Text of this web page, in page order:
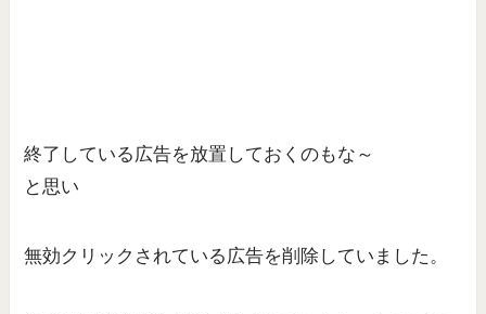
終了している広告を放置しておくのもな～
と思い
無効クリックされている広告を削除していました。